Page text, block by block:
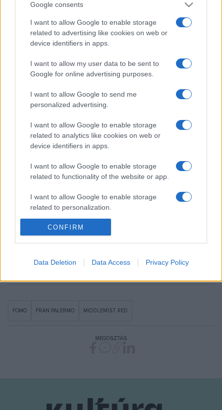
Google consents
I want to allow Google to enable storage
related to advertising like cookies on web or
device identifiers in apps.
I want to allow my user data to be sent to
Google for online advertising purposes.
I want to allow Google to send me
personalized advertising.
I want to allow Google to enable storage
related to analytics like cookies on web or
device identifiers in apps.
I want to allow Google to enable storage
related to functionality of the website or app.
I want to allow Google to enable storage
related to personalization.
I want to allow Google to enable storage
related to security, including authentication
user protection.
CONFIRM
Data Deletion Data Access Privacy Policy
Jeopardytehát aDemons On The Beach
ízelítőt ad a Fran Palermo készülő új nagylemezéről. A
zenekar egyébként 2016-ban jelentkezett utoljára
nagylemezzel, 2017-ben pedig
Most azonban mielőtt stúdióba vonulnának, még megjárják
Dél-Koreát is, ahol aZandarishowcasefesztiválra kaptak
meghívást Szöulba. Így a fővárosban egy darabig utoljára
szeptember 12-én láthatóak koncerten a Budapest Parkban,
ahol a Bánkitón debütált, Middlemist Reddel közös
produkciójukkal állnak színpadra. Több új dal mellett
FOMO FRAN PALERMO MIDDLEMIST RED
MEGOSZTÁS